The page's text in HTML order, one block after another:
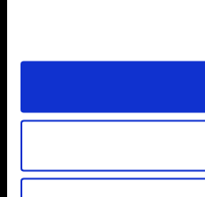
Política de cookies